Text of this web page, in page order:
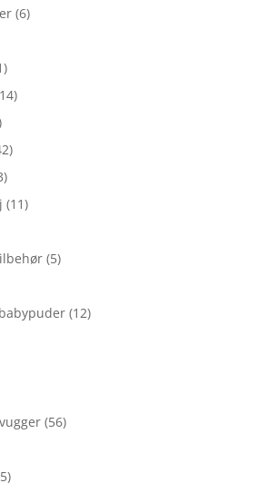
(6)
(11)
(5)
(12)
(56)